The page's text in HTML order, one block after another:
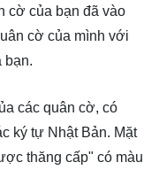
cờ của bạn đã vào
cờ của mình với
bạn.
các quân cờ, có
ký tự Nhật Bản. Mặt
thăng cấp" có màu